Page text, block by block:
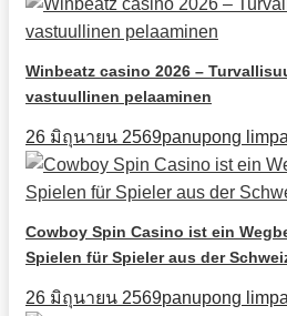
Winbeatz casino 2026 –
vastuullinen pelaaminen
26 มิถุนายน 2569panupong
Cowboy Spin Casino ist ein
Spielen für Spieler aus der
26 มิถุนายน 2569panupong